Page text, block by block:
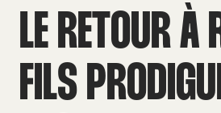
LE RETOUR À
FILS